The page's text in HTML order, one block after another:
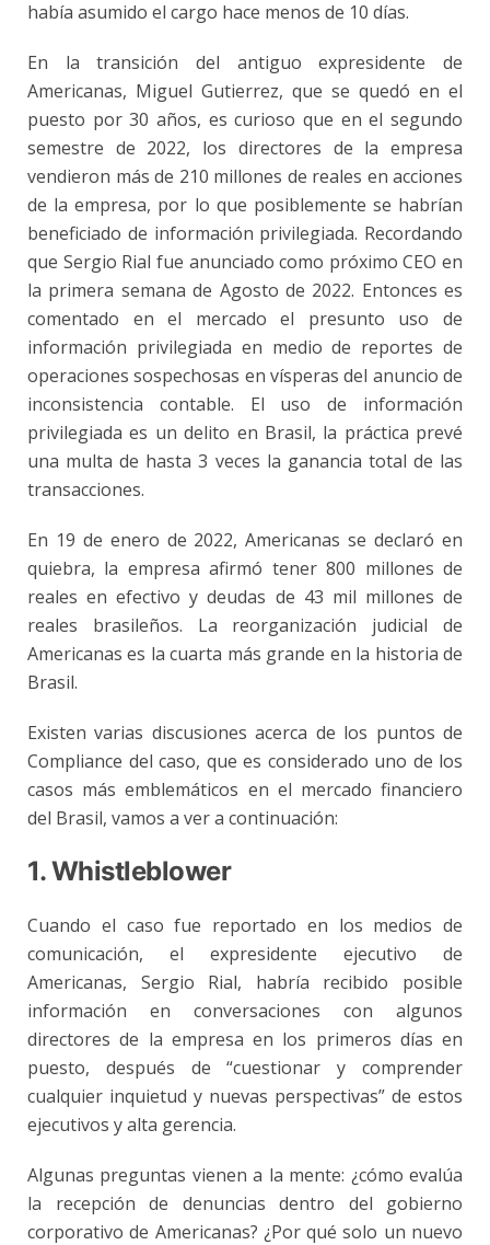
había asumido el cargo hace menos de 10 días.
En la transición del antiguo expresidente de
Americanas, Miguel Gutierrez, que se quedó en el
puesto por 30 años, es curioso que en el segundo
semestre de 2022, los directores de la empresa
vendieron más de 210 millones de reales en acciones
de la empresa, por lo que posiblemente se habrían
beneficiado de información privilegiada. Recordando
que Sergio Rial fue anunciado como próximo CEO en
la primera semana de Agosto de 2022. Entonces es
comentado en el mercado el presunto uso de
información privilegiada en medio de reportes de
operaciones sospechosas en vísperas del anuncio de
inconsistencia contable. El uso de información
privilegiada es un delito en Brasil, la práctica prevé
una multa de hasta 3 veces la ganancia total de las
transacciones.
En 19 de enero de 2022, Americanas se declaró en
quiebra, la empresa afirmó tener 800 millones de
reales en efectivo y deudas de 43 mil millones de
reales brasileños. La reorganización judicial de
Americanas es la cuarta más grande en la historia de
Brasil.
Existen varias discusiones acerca de los puntos de
Compliance del caso, que es considerado uno de los
casos más emblemáticos en el mercado financiero
del Brasil, vamos a ver a continuación:
1. Whistleblower
Cuando el caso fue reportado en los medios de
comunicación, el expresidente ejecutivo de
Americanas, Sergio Rial, habría recibido posible
información en conversaciones con algunos
directores de la empresa en los primeros días en
puesto, después de “cuestionar y comprender
cualquier inquietud y nuevas perspectivas” de estos
ejecutivos y alta gerencia.
Algunas preguntas vienen a la mente: ¿cómo evalúa
la recepción de denuncias dentro del gobierno
corporativo de Americanas? ¿Por qué solo un nuevo